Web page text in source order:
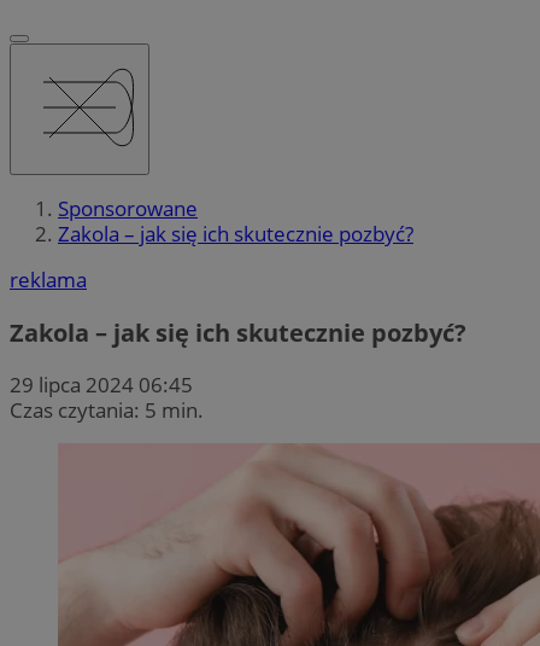
Sponsorowane
Zakola – jak się ich skutecznie pozbyć?
reklama
Zakola – jak się ich skutecznie pozbyć?
29 lipca 2024 06:45
Czas czytania: 5 min.